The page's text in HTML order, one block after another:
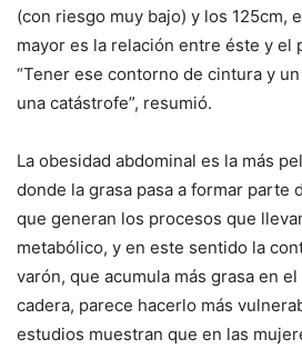
(con riesgo muy bajo) y los 125cm,
mayor es la relación entre éste y el
“Tener ese contorno de cintura y
una catástrofe”, resumió.
La obesidad abdominal es la más
donde la grasa pasa a formar parte
que generan los procesos que
metabólico, y en este sentido la
varón, que acumula más grasa en
cadera, parece hacerlo más
estudios muestran que en las